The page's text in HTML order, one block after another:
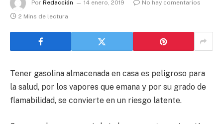
Por Redacción 14 enero, 2019
No hay comentarios
2 Mins de lectura
Tener gasolina almacenada en casa es peligroso para
la salud, por los vapores que emana y por su grado de
flamabilidad, se convierte en un riesgo latente.